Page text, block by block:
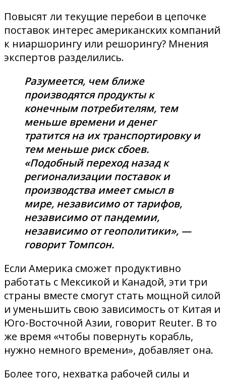
Повысят ли текущие перебои в цепочке
поставок интерес американских компаний
к ниаршорингу или решорингу? Мнения
экспертов разделились.
Разумеется, чем ближе
производятся продукты к
конечным потребителям, тем
меньше времени и денег
тратится на их транспортировку и
тем меньше риск сбоев.
«Подобный переход назад к
регионализации поставок и
производства имеет смысл в
мире, независимо от тарифов,
независимо от пандемии,
независимо от геополитики», —
говорит Томпсон.
Если Америка сможет продуктивно
работать с Мексикой и Канадой, эти три
страны вместе смогут стать мощной силой
и уменьшить свою зависимость от Китая и
Юго-Восточной Азии, говорит Reuter. В то
же время «чтобы повернуть корабль,
нужно немного времени», добавляет она.
Более того, нехватка рабочей силы и